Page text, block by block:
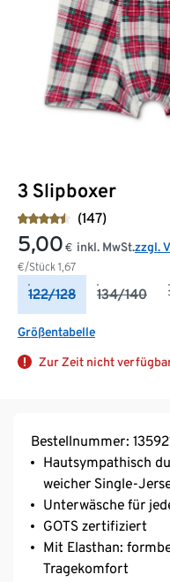
3 Slipboxer
(147)
5,00 €
€/Stück 1,67
inkl. MwSt.zzgl.
122/128 134/140
Größentabelle
Zur Zeit nicht
Bestellnummer:
Hautsympathisch
weicher Single-
Unterwäsche für
GOTS zertifiziert
Mit Elasthan:
Tragekomfort